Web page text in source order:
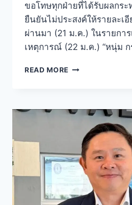
ขอโทษทุกฝ่ายที่ได้รับผลกระ
ยืนยันไม่ประสงค์ให้รายละเ
ผ่านมา (21 ม.ค.) ในรายกา
เหตุการณ์ (22 ม.ค.) “หนุ่ม ก
READ MORE